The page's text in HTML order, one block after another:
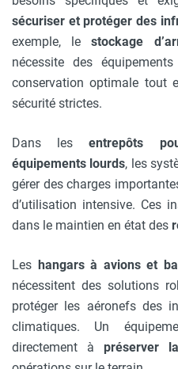
sécuriser et protéger des
exemple, lestockage
nécessite des
conservation optimale tout
sécurité strictes.
Dans lesentrepôts
équipements lourds, les
gérer des charges
d’utilisation intensive. Ces
dans le maintien en état des
Les hangars à avions et
nécessitent des solutions
protéger les aéronefs des
climatiques. Un
directement àpréserver